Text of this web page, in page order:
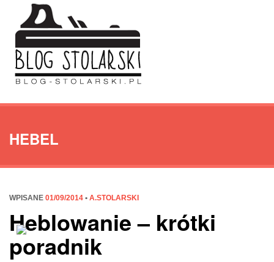
HEBEL
WPISANE 01/09/2014 • A.STOLARSKI
Heblowanie – krótki
poradnik